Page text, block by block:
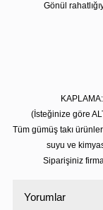
Gönül
(İsteğinize göre
Tüm gümüş takı
suyu ve
Siparişiniz
Yorumlar